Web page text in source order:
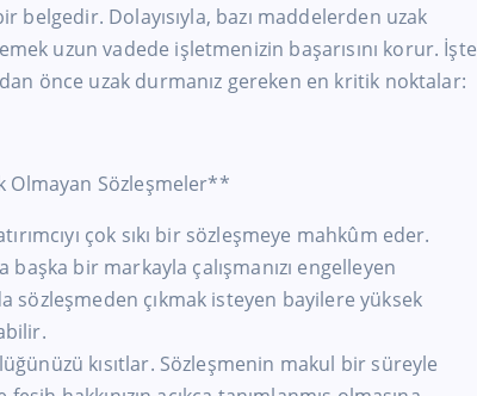
belgedir. Dolayısıyla, bazı maddelerden uzak
uzun vadede işletmenizin başarısını korur. İşte
önce uzak durmanız gereken en kritik noktalar:
Olmayan Sözleşmeler**
çok sıkı bir sözleşmeye mahkûm eder.
bir markayla çalışmanızı engelleyen
sözleşmeden çıkmak isteyen bayilere yüksek
kısıtlar. Sözleşmenin makul bir süreyle